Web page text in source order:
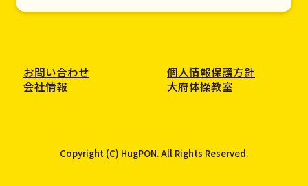
お問い合わせ
個人情報保護方針
会社情報
大府体操教室
Copyright (C) HugPON. All Rights Reserved.